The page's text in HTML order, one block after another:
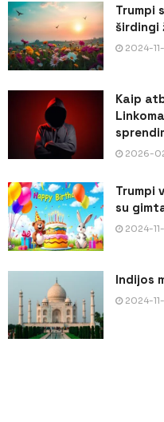
Trumpi
širdingi
2024-
Kaip
2026-
Trumpi
su
2024-11-
Indijos
2024-